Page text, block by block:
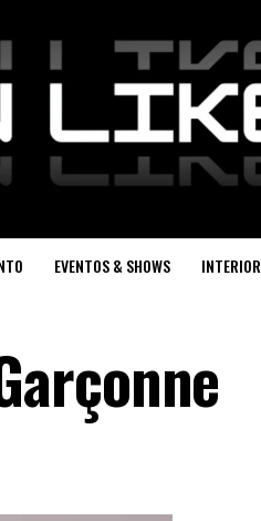
EVENTOS & SHOWS INTERIOR